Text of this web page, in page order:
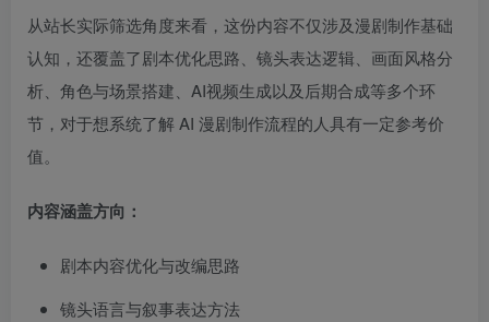
从站长实际筛选角度来看，这份内容不仅涉及漫剧制作基础
认知，还覆盖了剧本优化思路、镜头表达逻辑、画面风格分
析、角色与场景搭建、AI视频生成以及后期合成等多个环
节，对于想系统了解 AI 漫剧制作流程的人具有一定参考价
值。
内容涵盖方向：
剧本内容优化与改编思路
镜头语言与叙事表达方法